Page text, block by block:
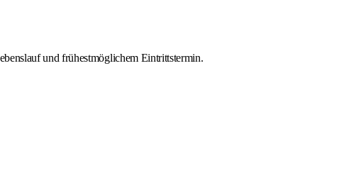
und frühestmöglichem Eintrittstermin.